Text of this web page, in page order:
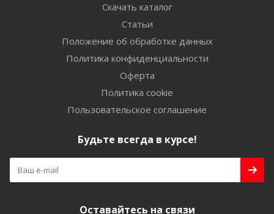
Скачать каталог
Статьи
Положение об обработке данных
Политика конфиденциальности
Оферта
Политика cookie
Пользовательское соглашение
Будьте всегда в курсе!
Оставайтесь на связи